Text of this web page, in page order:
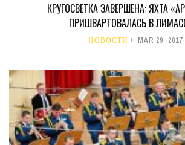
КРУГОСВЕТКА ЗАВЕРШЕНА: ЯХТА
ПРИШВАРТОВАЛАСЬ В
НОВОСТИ MAR 29, 2017